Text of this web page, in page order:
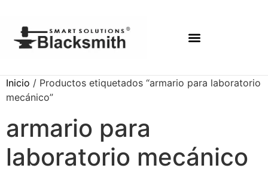
Inicio / Productos etiquetados “armario para laboratorio
mecánico”
armario para
laboratorio mecánico